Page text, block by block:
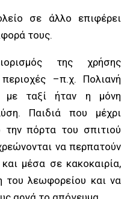
σε άλλο επιφέρει
τους.
της χρήσης
–π.χ. Πολιανή
με ταξί ήταν η μόνη
Παιδιά που μέχρι
πόρτα του σπιτιού
να περπατούν
μέσα σε κακοκαιρία,
λεωφορείου και να